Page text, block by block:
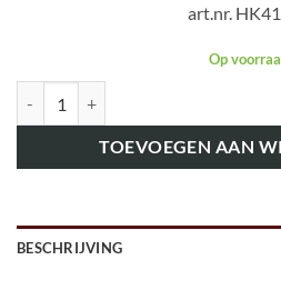
art.nr.
Op
TOEVOEGEN AAN
BESCHRIJVING